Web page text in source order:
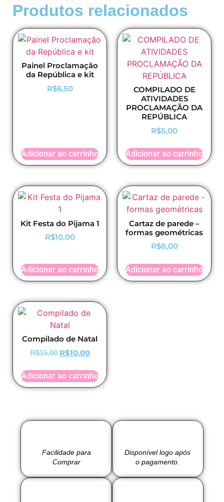
Produtos relacionados
Painel Proclamação
da República e kit
R$6,50
Adicionar ao carrinho
COMPILADO DE
ATIVIDADES
PROCLAMAÇÃO DA
REPÚBLICA
R$5,00
Adicionar ao carrinho
Kit Festa do Pijama 1
R$10,00
Adicionar ao carrinho
Cartaz de parede –
formas geométricas
R$8,00
Adicionar ao carrinho
Compilado de Natal
R$15,00 R$10,00
Adicionar ao carrinho
Facilidade para
Comprar
Disponível logo após
o pagamento.